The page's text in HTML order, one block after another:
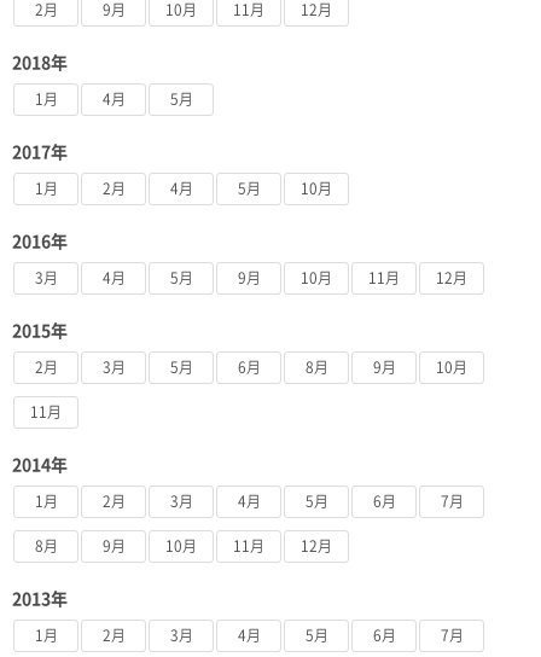
2月 9月 10月 11月 12月
2018年
1月 4月 5月
2017年
1月 2月 4月 5月 10月
2016年
3月 4月 5月 9月 10月 11月 12月
2015年
2月 3月 5月 6月 8月 9月 10月
11月
2014年
1月 2月 3月 4月 5月 6月 7月
8月 9月 10月 11月 12月
2013年
1月 2月 3月 4月 5月 6月 7月